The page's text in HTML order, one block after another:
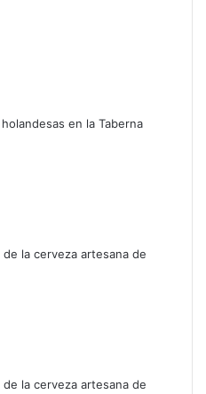
en la Taberna
de la cerveza artesana de
de la cerveza artesana de